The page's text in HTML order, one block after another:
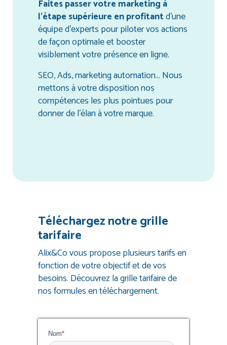
Faites passer votre marketing à
l’étape supérieure en profitantd’une
équipe d’experts pour piloter vos actions
de façon optimale et booster
visiblement votre présence en ligne.
SEO, Ads, marketing automation… Nous
mettons à votre disposition nos
compétences les plus pointues pour
donner de l’élan à votre marque.
Téléchargez notre grille
tarifaire
Alix&Co vous propose plusieurs tarifs en
fonction de votre objectif et de vos
besoins. Découvrez la grille tarifaire de
nos formules en téléchargement.